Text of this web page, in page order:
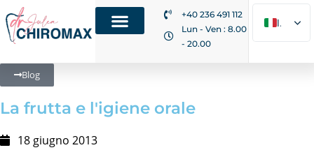
+40 236 491 112
Lun - Ven : 8.00
- 20.00
IT
RO
Blog
La frutta e l'igiene orale
18 giugno 2013